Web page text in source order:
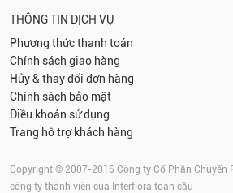
THÔNG TIN DỊCH VỤ
Phương thức thanh toán
Chính sách giao hàng
Hủy & thay đổi đơn hàng
Chính sách bảo mật
Điều khoản sử dụng
Trang hỗ trợ khách hàng
Copyright © 2007-2016 Công ty Cổ Phần Chuyển
công ty thành viên của Interflora toàn cầu